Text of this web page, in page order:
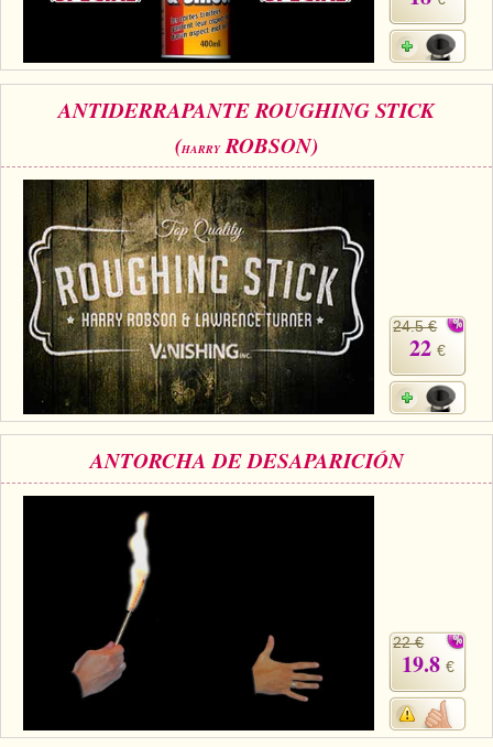
ANTIDERRAPANTE ROUGHING STICK
(HARRYROBSON)
24.5 €
22 €
ANTORCHA DE DESAPARICIÓN
22 €
19.8 €